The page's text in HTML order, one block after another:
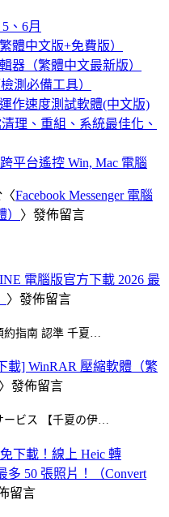
、6月
體中文版+免費版）
器（繁體中文最新版）
測必備工具）
作速度測試軟體(中文版)
清理、重組、系統最佳化、
平台遙控 Win, Mac 電腦
Facebook Messenger 電腦
〉發佈留言
電腦版官方下載 2026 最
〉發佈留言
指南 認準 千夏…
載] WinRAR 壓縮軟體（繁
〉發佈留言
ービス 【千夏の伊…
免下載！線上 Heic 轉
多 50 張照片！（Convert
留言